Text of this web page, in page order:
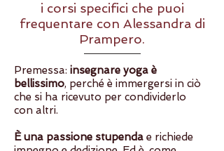
i corsi specifici che puoi
frequentare con Alessandra di
Prampero.
Premessa: insegnare yoga è
bellissimo, perché è immergersi in ciò
che si ha ricevuto per condividerlo
con altri.
È una passione stupenda e richiede